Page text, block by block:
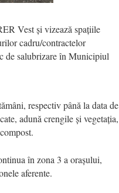
Vest și vizează spațiile
cadru/contractelor
de salubrizare în Municipiul
respectiv până la data de
adună crengile și vegetația,
în zona 3 a orașului,
aferente.